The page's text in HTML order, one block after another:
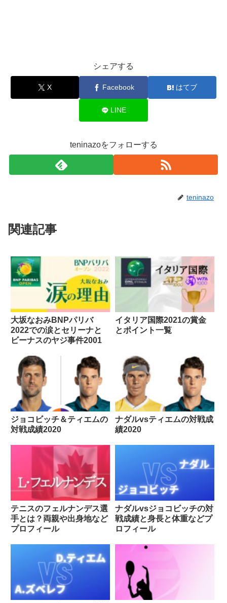
シェアする
X Facebook はてブ
LINE
teninazoをフォローする
teninazo
関連記事
大坂なおみBNPパリバ
2022での涙とセリーナと
ビーナスのヤジ事件2001
イタリア国際2021の賞金
とポイント一覧
ジョコビッチ＆ティエムの
対戦成績2020
ナダルvsティエムの対戦成
績2020
テニスのフェルナンデス選
手とは？両親や出身地など
プロフィール
ナダルvsジョコビッチの対
戦成績と身長と体重などプ
ロフィール